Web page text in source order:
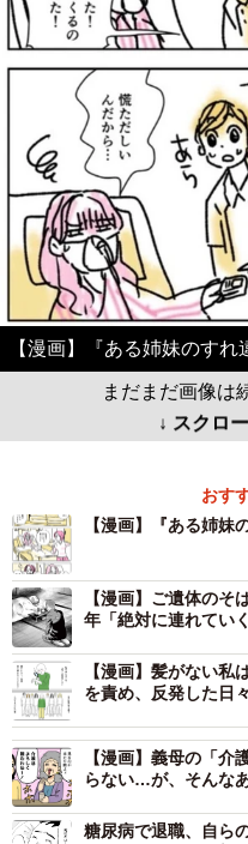
【漫画】『ある姉妹のす
まだまだ画像は
↓ スクロ
おす
【漫画】『ある姉妹
【漫画】ご遺体のそ
年「絶対に連れてい
【漫画】髪がない
を責め、反発した日
【漫画】義母の「介
らない…が、そんな
糖尿病で退職、自ら